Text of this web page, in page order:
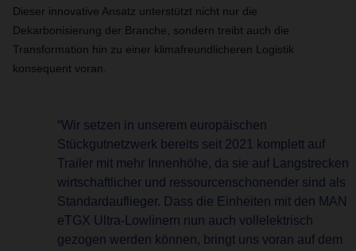
Dieser innovative Ansatz unterstützt nicht nur die
Dekarbonisierung der Branche, sondern treibt auch die
Transformation hin zu einer klimafreundlicheren Logistik
konsequent voran.
“Wir setzen in unserem europäischen
Stückgutnetzwerk bereits seit 2021 komplett auf
Trailer mit mehr Innenhöhe, da sie auf Langstrecken
wirtschaftlicher und ressourcenschonender sind als
Standardauflieger. Dass die Einheiten mit den MAN
eTGX Ultra-Lowlinern nun auch vollelektrisch
gezogen werden können, bringt uns voran auf dem